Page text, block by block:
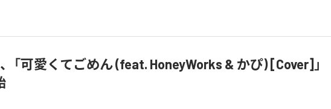
「可愛くてごめん (feat. HoneyWorks & かぴ) [Cover]」